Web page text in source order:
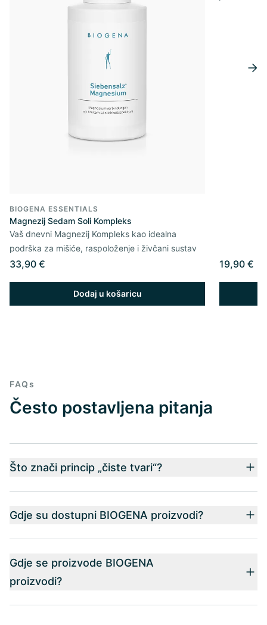
BIOGENA ESSENTIALS
Magnezij Sedam Soli Kompleks
Vaš dnevni Magnezij Kompleks kao idealna
podrška za mišiće, raspoloženje i živčani sustav
33,90 €
Dodaj u košaricu
19,90 €
FAQs
Često postavljena pitanja
Što znači princip „čiste tvari“?
Gdje su dostupni BIOGENA proizvodi?
Gdje se proizvode BIOGENA
proizvodi?